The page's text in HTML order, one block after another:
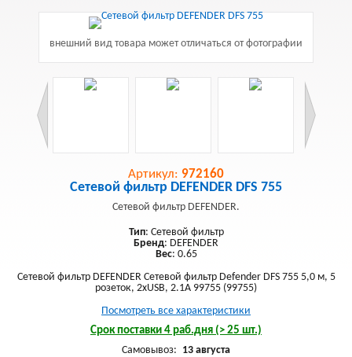
внешний вид товара может отличаться от фотографии
Артикул: 972160
Сетевой фильтр DEFENDER DFS 755
Сетевой фильтр DEFENDER.
Тип: Сетевой фильтр
Бренд: DEFENDER
Вес: 0.65
Сетевой фильтр DEFENDER Сетевой фильтр Defender DFS 755 5,0 м, 5
розеток, 2xUSB, 2.1A 99755 (99755)
Посмотреть все характеристики
Срок поставки 4 раб.дня (> 25 шт.)
Самовывоз: 13 августа